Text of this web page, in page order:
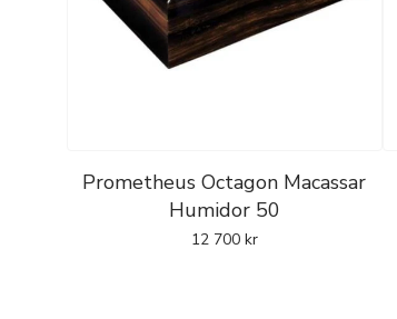
Prometheus Octagon Macassar
Humidor 50
12 700 kr